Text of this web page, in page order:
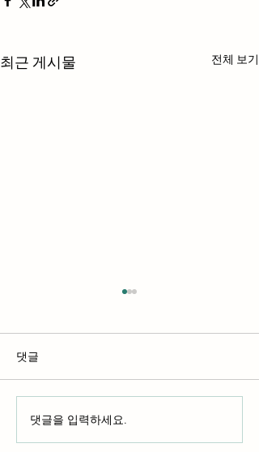
최근 게시물 전체 보기
DTF 잉크 및 DTG 잉크: 자
신에게 맞는 잉크 찾기
댓글
댓글을 입력하세요.